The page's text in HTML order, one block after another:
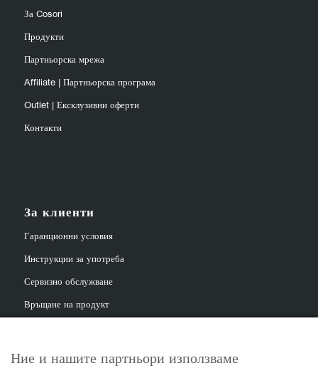
За Cosori
Продукти
Партньорска мрежа
Affiliate | Партньорска програма
Outlet | Ексклузивни оферти
Контакти
За клиенти
Гаранционни условия
Инструкции за употреба
Сервизно обслужване
Връщане на продукт
Ние и нашите партньори използваме